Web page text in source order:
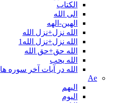
الکتاب
الی الله
الهین-الهه
الله نزل+نزل الله
الله نزل+نزل الله1
الله حق+حق الله
الله یحب
الله در آیات آخر سوره ها
Ae
الیهم
الیوم